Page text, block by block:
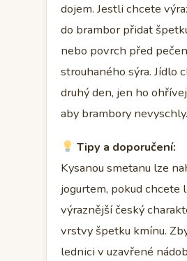
dojem. Jestli chcete
do brambor přidat
nebo povrch před
strouhaného sýra. Jídlo
druhý den, jen ho
aby brambory nevyschly.
Tipy a doporučení:
Kysanou smetanu lze
jogurtem, pokud chcete
výraznější český
vrstvy špetku kmínu.
lednici v uzavřené